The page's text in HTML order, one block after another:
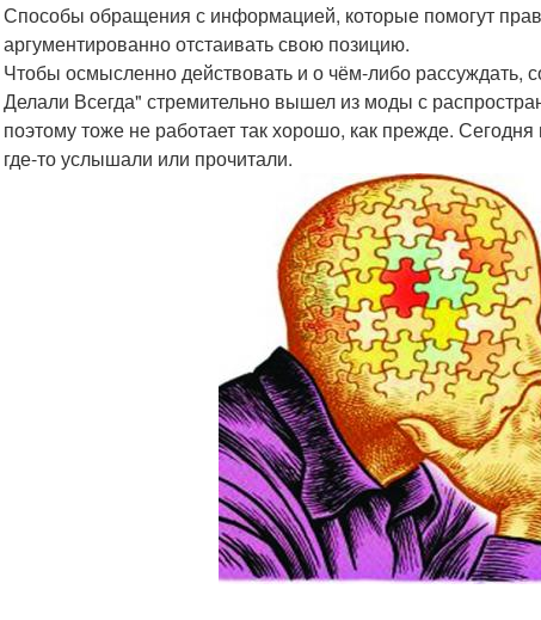
Способы обращения с информацией, которые помогут
аргументированно отстаивать свою позицию.
Чтобы осмысленно действовать и о чём-либо рассуждать,
Делали Всегда" стремительно вышел из моды с
поэтому тоже не работает так хорошо, как прежде.
где-то услышали или прочитали.